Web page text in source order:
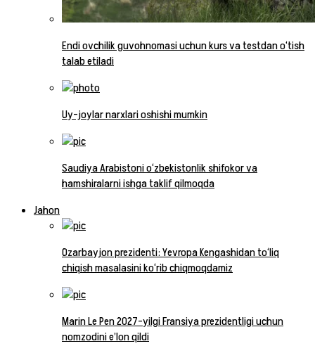
Endi ovchilik guvohnomasi uchun kurs va testdan o‘tish
talab etiladi
Uy-joylar narxlari oshishi mumkin
Saudiya Arabistoni o‘zbekistonlik shifokor va
hamshiralarni ishga taklif qilmoqda
Jahon
Ozarbayjon prezidenti: Yevropa Kengashidan to‘liq
chiqish masalasini ko‘rib chiqmoqdamiz
Marin Le Pen 2027-yilgi Fransiya prezidentligi uchun
nomzodini e’lon qildi